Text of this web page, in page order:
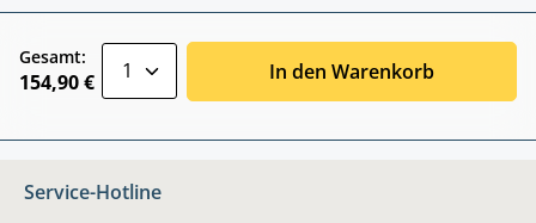
Gesamt:
154,90 € In den Warenkorb
Service-Hotline